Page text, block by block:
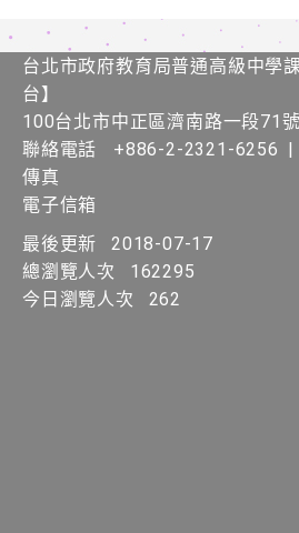
台北市政府教育局普通高級中學
台】
100台北市中正區濟南路一段71號
聯絡電話
+886-2-2321-6256 |
傳真
電子信箱
最後更新
2018-07-17
總瀏覽人次
162295
今日瀏覽人次
262